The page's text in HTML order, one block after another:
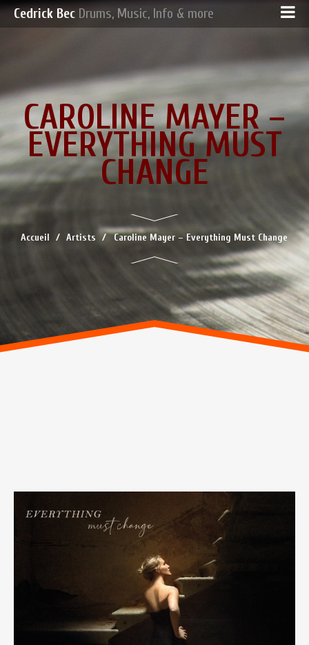
Cedrick Bec Drums, Music, Info & more
CAROLINE MAYER –
EVERYTHING MUST
CHANGE
Accueil Artists Caroline Mayer – Everything Must Change